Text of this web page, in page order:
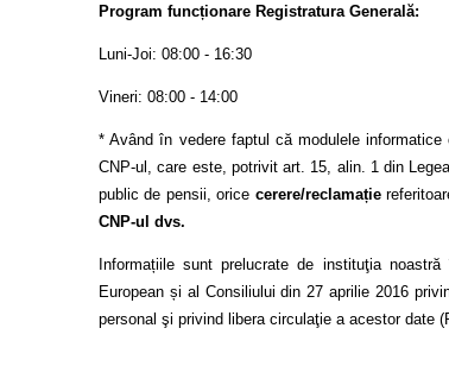
Program funcționare Registratura Generală:
Luni-Joi: 08:00 - 16:30
Vineri: 08:00 - 14:00
* Având în vedere faptul că modulele
CNP-ul, care este, potrivit art. 15, alin. 1 din
public de pensii, orice cerere/reclamație
CNP-ul dvs.
Informațiile sunt prelucrate de instituţia
European și al Consiliului din 27 aprilie 2016
personal şi privind libera circulaţie a acestor date